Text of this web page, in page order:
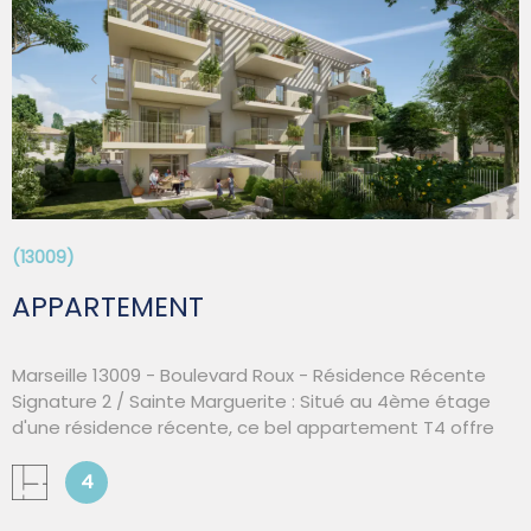
SYNDIC
QUI
CONTACT
(13009)
APPARTEMENT
Marseille 13009 - Boulevard Roux - Résidence Récente
Signature 2 / Sainte Marguerite : Situé au 4ème étage
d'une résidence récente, ce bel appartement T4 offre
adapté à une famille, un couple ou une colocation. Dès
l'entrée, vous découvrirez une agréable pièce de vie de
4
VOIR LE BIEN